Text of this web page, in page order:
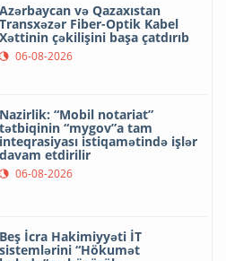
Azərbaycan və Qazaxıstan
Transxəzər Fiber-Optik Kabel
Xəttinin çəkilişini başa çatdırıb
06-08-2026
Nazirlik: “Mobil notariat”
tətbiqinin “mygov”a tam
inteqrasiyası istiqamətində işlər
davam etdirilir
06-08-2026
Beş İcra Hakimiyyəti İT
sistemlərini “Hökumət